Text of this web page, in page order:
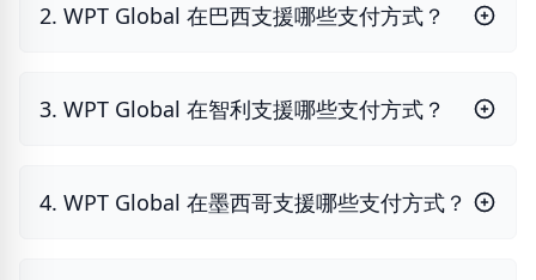
2. WPT Global 在巴西支援哪些支付方式？
3. WPT Global 在智利支援哪些支付方式？
4. WPT Global 在墨西哥支援哪些支付方式？